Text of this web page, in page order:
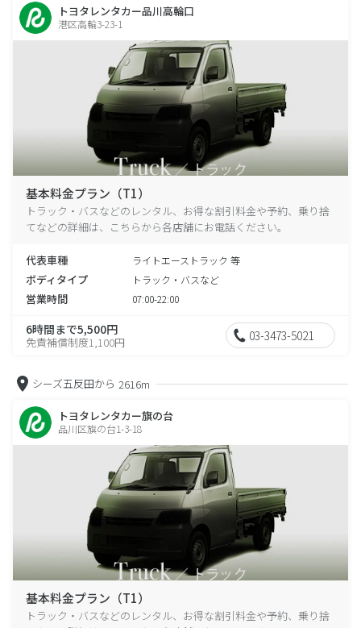
トヨタレンタカー品川高輪口
港区高輪3-23-1
基本料金プラン（T1）
トラック・バスなどのレンタル、お得な割引料金や予約、乗り捨
てなどの詳細は、こちらから各店舗にお電話ください。
代表車種 ライトエーストラック 等
ボディタイプ トラック・バスなど
営業時間 07:00-22:00
6時間まで5,500円
免責補償制度1,100円 03-3473-5021
シーズ五反田から 2616m
トヨタレンタカー旗の台
品川区旗の台1-3-18
基本料金プラン（T1）
トラック・バスなどのレンタル、お得な割引料金や予約、乗り捨